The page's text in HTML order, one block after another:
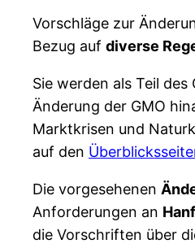
Vorschläge zur
Bezug auf diverse
Sie werden als Teil
Änderung der GMO
Marktkrisen und
auf den
Die vorgesehenen
Anforderungen an Hanf
die Vorschriften über